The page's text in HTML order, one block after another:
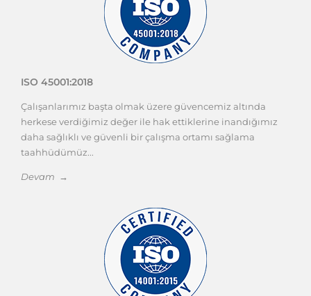
ISO 45001:2018
Çalışanlarımız başta olmak üzere güvencemiz altında
herkese verdiğimiz değer ile hak ettiklerine inandığımız
daha sağlıklı ve güvenli bir çalışma ortamı sağlama
taahhüdümüz...
Devam →